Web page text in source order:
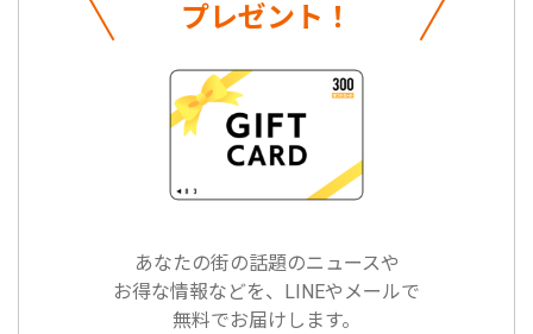
プレゼント！
あなたの街の話題のニュースや
お得な情報などを、LINEやメールで
無料でお届けします。